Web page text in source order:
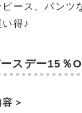
ース、パンツ
得♪
ースデー15％
＞